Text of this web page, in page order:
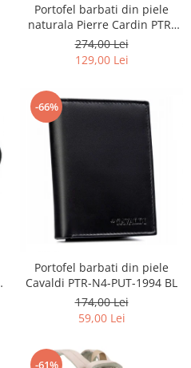
Portofel barbati din piele
naturala Pierre Cardin PTR-
8806 TILAK51
274,00 Lei
129,00 Lei
-66%
Portofel barbati din piele
Cavaldi PTR-N4-PUT-1994 BL
174,00 Lei
59,00 Lei
-61%